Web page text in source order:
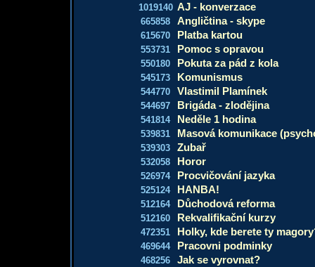
1019140 AJ - konverzace
665858 Angličtina - skype
615670 Platba kartou
553731 Pomoc s opravou
550180 Pokuta za pád z kola
545173 Komunismus
544770 Vlastimil Plamínek
544697 Brigáda - zlodějina
541814 Neděle 1 hodina
539831 Masová komunikace
539303 Zubař
532058 Horor
526974 Procvičování jazyka
525124 HANBA!
512164 Důchodová reforma
512160 Rekvalifikační kurzy
472351 Holky, kde berete ty
469644 Pracovni podminky
468256 Jak se vyrovnat?